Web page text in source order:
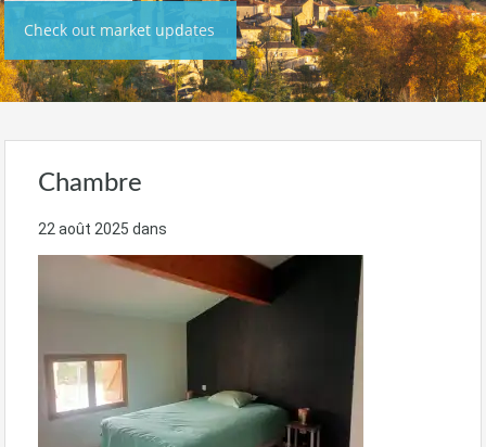
Check out market updates
Chambre
22 août 2025 dans